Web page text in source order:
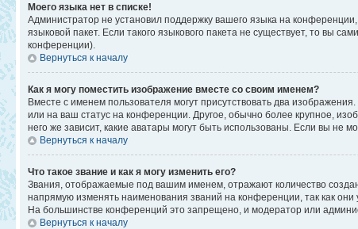
Моего языка нет в списке!
Администратор не установил поддержку вашего языка на
языковой пакет. Если такого языкового пакета не существует, то вы
конференции).
Вернуться к началу
Как я могу поместить изображение вместе со своим именем?
Вместе с именем пользователя могут присутствовать два
или на ваш статус на конференции. Другое, обычно более крупное,
него же зависит, какие аватары могут быть использованы. Если вы не
Вернуться к началу
Что такое звание и как я могу изменить его?
Звания, отображаемые под вашим именем, отражают количество
напрямую изменять наименования званий на конференции, так как
На большинстве конференций это запрещено, и модератор или
Вернуться к началу